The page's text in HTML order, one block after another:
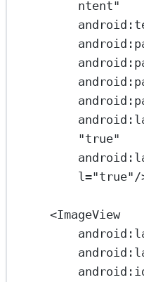
ntent"
"true"
l="true" /
<ImageView